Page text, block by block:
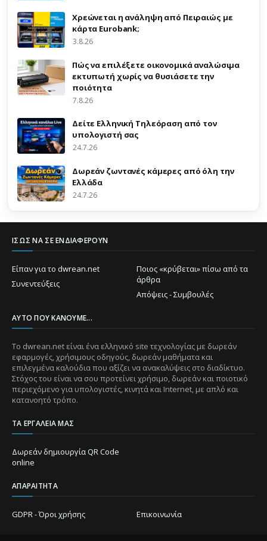
Χρεώνεται η ανάληψη από Πειραιώς με
κάρτα Eurobank;
3.8.26
Πώς να επιλέξετε οικονομικά αναλώσιμα
εκτυπωτή χωρίς να θυσιάσετε την
ποιότητα
7.8.26
Δείτε Ελληνική Τηλεόραση από τον
υπολογιστή σας
24.7.26
Δωρεάν ζωντανές κάμερες από όλη την
Ελλάδα
24.7.26
ΊΣΩΣ ΝΑ ΣΕ ΕΝΔΙΑΦΈΡΟΥΝ
Είπαν για το dwrean.net
Ποιος «κρύβεται» πίσω από τα
άρθρα
Συνεντεύξεις
Απόψεις - Συμβουλές
ΑΥΤΌ ΠΟΥ ΚΆΝΟΥΜΕ...
Το dwrean.net είναι ένα ελληνικό site τεχνολογίας με δωρεάν
εφαρμογές, χρήσιμους οδηγούς, δωρεάν μαθήματα και
επιλεγμένα καλούδια που αξίζει να ανακαλύψεις στο διαδίκτυο.
Στόχος του είναι να σου προτείνει χρήσιμο, δωρεάν και ποιοτικό
περιεχόμενο για υπολογιστές, κινητά και Internet, με απλό και
κατανοητό τρόπο.
ΤΑ ΕΡΓΑΛΕΊΑ ΜΑΣ
Δωρεάν δημιουργία QR Code
online
ΑΠΑΡΑΊΤΗΤΑ
GDPR - Όροι χρήσης Επικοινωνία